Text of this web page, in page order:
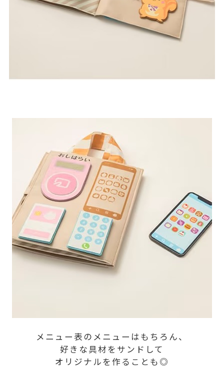
メニュー表のメニューはもちろん、
好きな具材をサンドして
オリジナルを作ることも◎